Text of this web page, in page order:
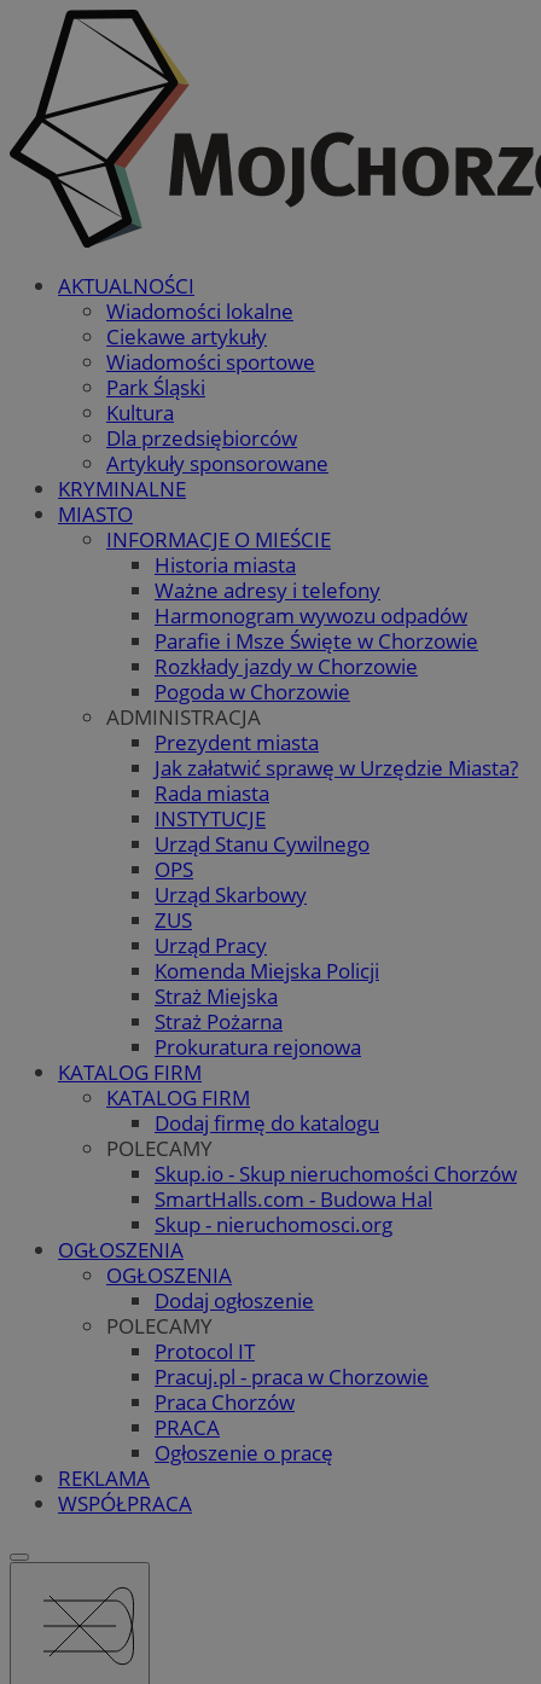
AKTUALNOŚCI
Wiadomości lokalne
Ciekawe artykuły
Wiadomości sportowe
Park Śląski
Kultura
Dla przedsiębiorców
Artykuły sponsorowane
KRYMINALNE
MIASTO
INFORMACJE O MIEŚCIE
Historia miasta
Ważne adresy i telefony
Harmonogram wywozu odpadów
Parafie i Msze Święte w Chorzowie
Rozkłady jazdy w Chorzowie
Pogoda w Chorzowie
ADMINISTRACJA
Prezydent miasta
Jak załatwić sprawę w Urzędzie Miasta?
Rada miasta
INSTYTUCJE
Urząd Stanu Cywilnego
OPS
Urząd Skarbowy
ZUS
Urząd Pracy
Komenda Miejska Policji
Straż Miejska
Straż Pożarna
Prokuratura rejonowa
KATALOG FIRM
KATALOG FIRM
Dodaj firmę do katalogu
POLECAMY
Skup.io - Skup nieruchomości Chorzów
SmartHalls.com - Budowa Hal
Skup - nieruchomosci.org
OGŁOSZENIA
OGŁOSZENIA
Dodaj ogłoszenie
POLECAMY
Protocol IT
Pracuj.pl - praca w Chorzowie
Praca Chorzów
PRACA
Ogłoszenie o pracę
REKLAMA
WSPÓŁPRACA